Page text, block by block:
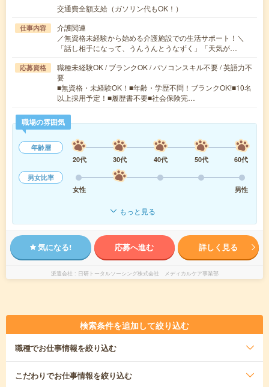
交通費全額支給（ガソリン代もOK！）
仕事内容
介護関連
／無資格未経験から始める介護施設での生活サポート！＼
「話し相手になって、うんうんとうなずく」「天気が…
応募資格
職種未経験OK / ブランクOK / パソコンスキル不要 / 英語力不
要
■無資格・未経験OK！■年齢・学歴不問！ブランクOK!■10名
以上採用予定！■履歴書不要■社会保険完…
職場の雰囲気
年齢層
20代
30代 40代 50代
60代
男女比率
女性
男性
もっと見る
気になる! 応募へ進む 詳しく見る
派遣会社 日研トータルソーシング株式会社 メディカルケア事業部
検索条件を追加して絞り込む
職種でお仕事情報を絞り込む
こだわりでお仕事情報を絞り込む